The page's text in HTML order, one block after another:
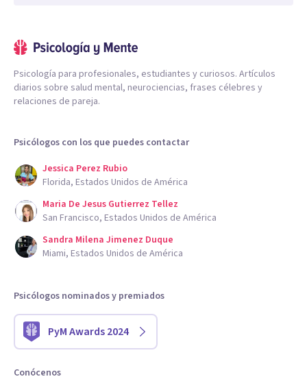
Psicología para profesionales, estudiantes y curiosos. Artículos
diarios sobre salud mental, neurociencias, frases célebres y
relaciones de pareja.
Psicólogos con los que puedes contactar
Jessica Perez Rubio
Florida, Estados Unidos de América
Maria De Jesus Gutierrez Tellez
San Francisco, Estados Unidos de América
Sandra Milena Jimenez Duque
Miami, Estados Unidos de América
Psicólogos nominados y premiados
PyM Awards 2024
Conócenos